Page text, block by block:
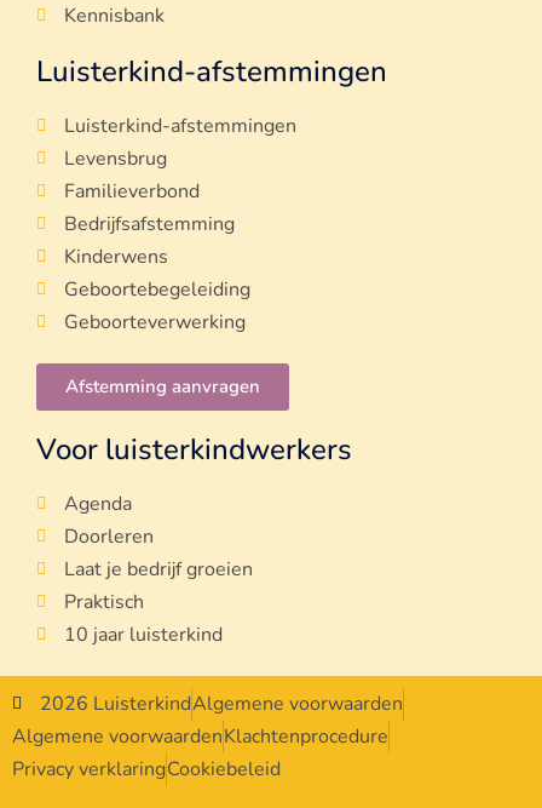
Kennisbank
Luisterkind-afstemmingen
Luisterkind-afstemmingen
Levensbrug
Familieverbond
Bedrijfsafstemming
Kinderwens
Geboortebegeleiding
Geboorteverwerking
Afstemming aanvragen
Voor luisterkindwerkers
Agenda
Doorleren
Laat je bedrijf groeien
Praktisch
10 jaar luisterkind
2026 LuisterkindAlgemene voorwaarden
Algemene voorwaardenKlachtenprocedure
Privacy verklaringCookiebeleid